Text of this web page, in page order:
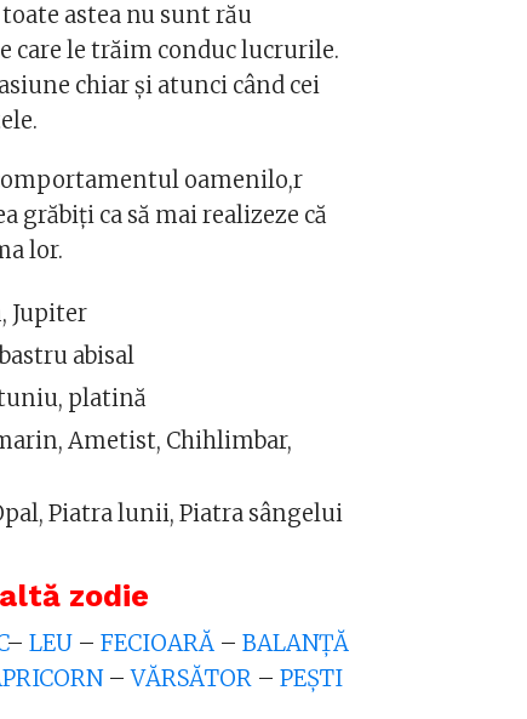
astea nu sunt rău
care le trăim conduc lucrurile.
chiar şi atunci când cei
oamenilo,r
grăbiţi ca să mai realizeze că
lor.
Jupiter
abisal
platină
Ametist, Chihlimbar,
Piatra lunii, Piatra sângelui
zodie
–LEU –FECIOARĂ –BALANȚĂ
–VĂRSĂTOR –PEȘTI